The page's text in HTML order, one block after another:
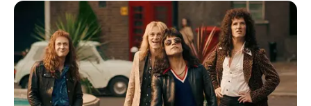
Sabar Ini Ujian(2020).
Meski demikian, ia tak ragu pula untuk mengambil job sebagai
aktris sinetron. Ia pernah bermain dalam sinetronAnggun(2007),
Nada Cinta(2011), Putri Duyung(2013), danMontir-Montir
Syantik (2019).